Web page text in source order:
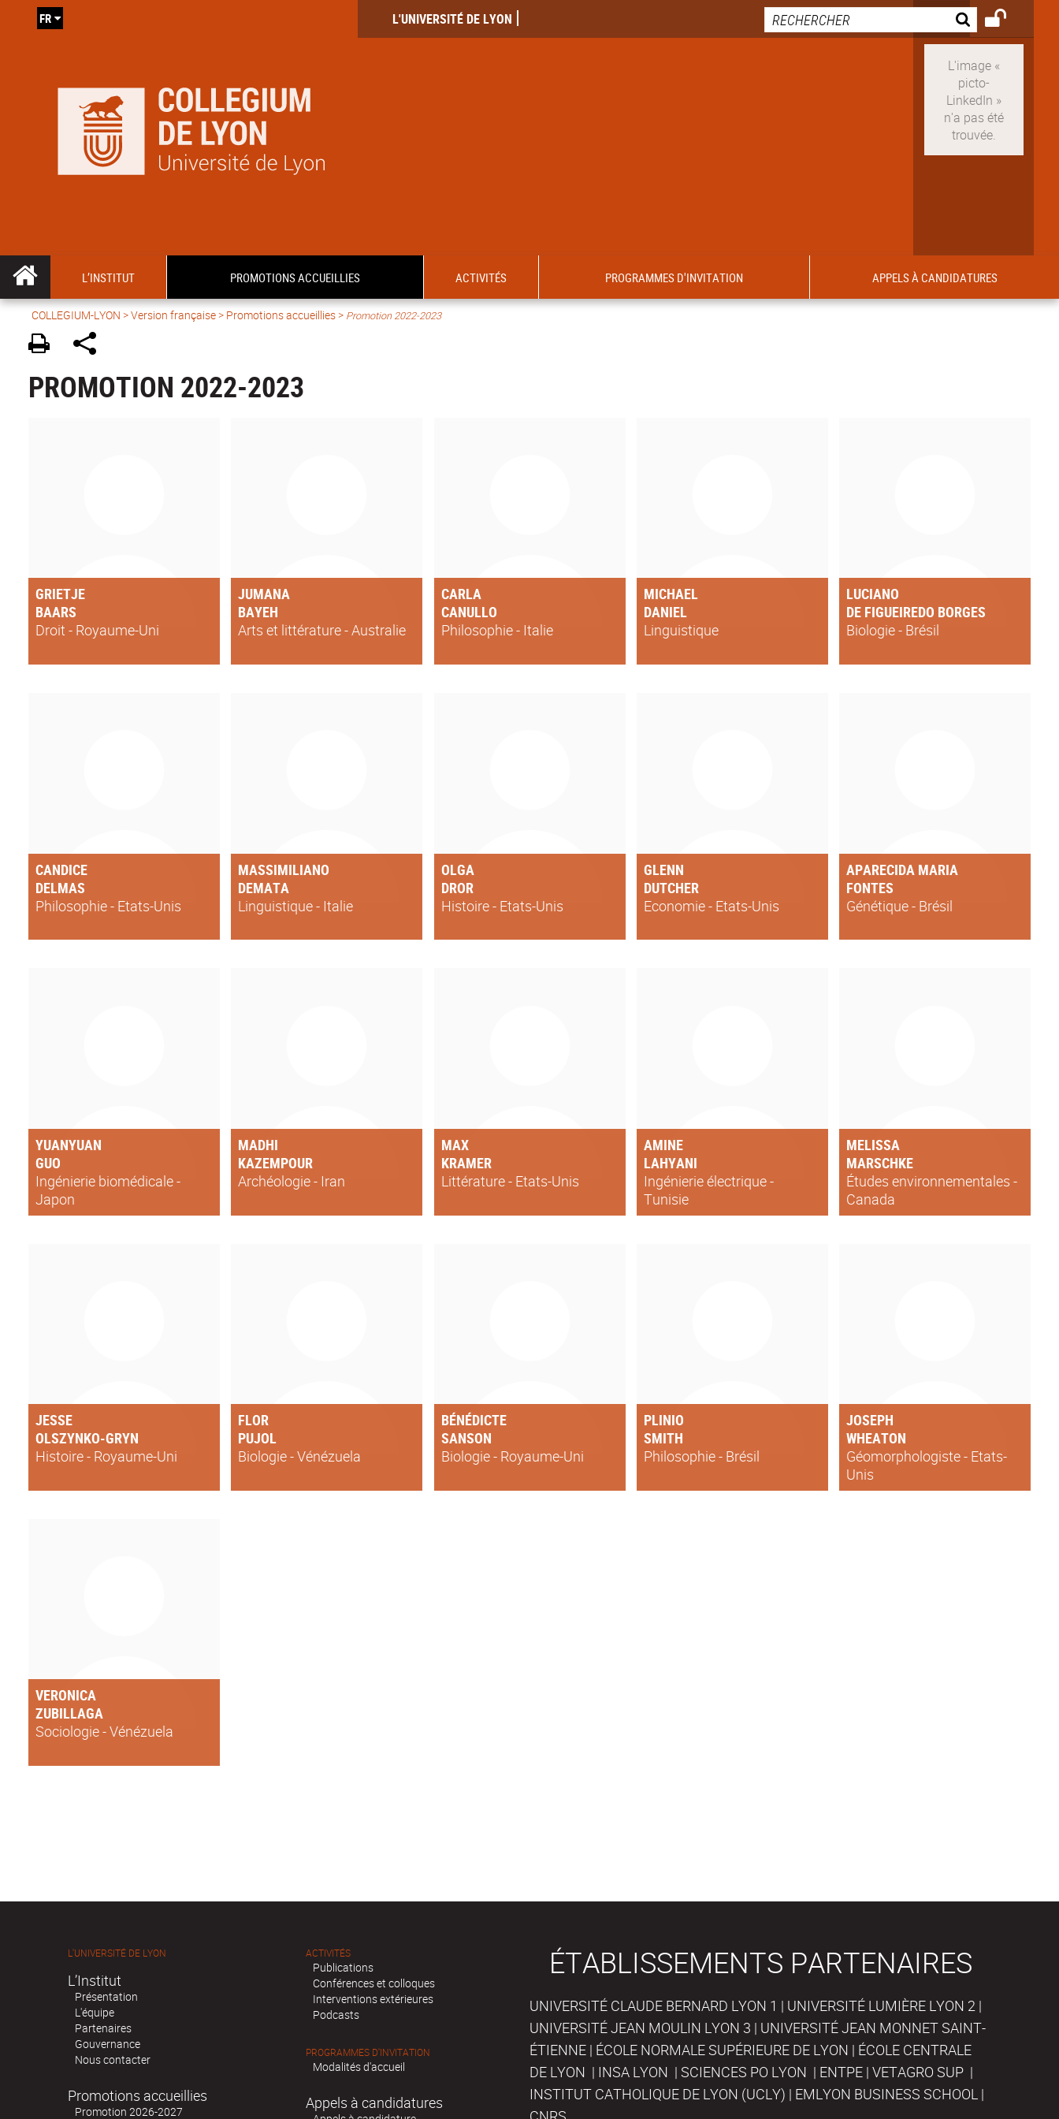
L'UNIVERSITÉ DE LYON
FR
L’INSTITUT PROMOTIONS ACCUEILLIES ACTIVITÉS PROGRAMMES D'INVITATION APPELS À CANDIDATURES
COLLEGIUM-LYON >Version française> Promotions accueillies > Promotion 2022-2023
PROMOTION 2022-2023
GRIETJE
BAARS
Droit - Royaume-Uni
JUMANA
BAYEH
Arts et littérature - Australie
CARLA
CANULLO
Philosophie - Italie
MICHAEL
DANIEL
Linguistique
LUCIANO
DE FIGUEIREDO BORGES
Biologie - Brésil
CANDICE
DELMAS
Philosophie - Etats-Unis
MASSIMILIANO
DEMATA
Linguistique - Italie
OLGA
DROR
Histoire - Etats-Unis
GLENN
DUTCHER
Economie - Etats-Unis
APARECIDA MARIA
FONTES
Génétique - Brésil
YUANYUAN
GUO
Ingénierie biomédicale -
Japon
MADHI
KAZEMPOUR
Archéologie - Iran
MAX
KRAMER
Littérature - Etats-Unis
AMINE
LAHYANI
Ingénierie électrique -
Tunisie
MELISSA
MARSCHKE
Études environnementales -
Canada
JESSE
OLSZYNKO-GRYN
Histoire - Royaume-Uni
FLOR
PUJOL
Biologie - Vénézuela
BÉNÉDICTE
SANSON
Biologie - Royaume-Uni
PLINIO
SMITH
Philosophie - Brésil
JOSEPH
WHEATON
Géomorphologiste - Etats-
Unis
VERONICA
ZUBILLAGA
Sociologie - Vénézuela
L'UNIVERSITÉ DE LYON
L’Institut
Présentation
L'équipe
Partenaires
Gouvernance
Nous contacter
Promotions accueillies
Promotion 2026-2027
ACTIVITÉS
Publications
Conférences et colloques
Interventions extérieures
Podcasts
PROGRAMMES D'INVITATION
Modalités d'accueil
Appels à candidatures
ÉTABLISSEMENTS PARTENAIRES
UNIVERSITÉ CLAUDE BERNARD LYON 1 | UNIVERSITÉ LUMIÈRE LYON 2 |
UNIVERSITÉ JEAN MOULIN LYON 3 | UNIVERSITÉ JEAN MONNET SAINT-
ÉTIENNE | ÉCOLE NORMALE SUPÉRIEURE DE LYON | ÉCOLE CENTRALE
DE LYON | INSA LYON | SCIENCES PO LYON | ENTPE | VETAGRO SUP |
INSTITUT CATHOLIQUE DE LYON (UCLY) | EMLYON BUSINESS SCHOOL |